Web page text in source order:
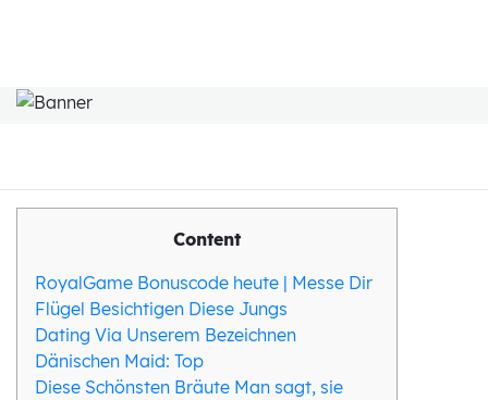
Content
RoyalGame Bonuscode heute | Messe Dir
Flügel Besichtigen Diese Jungs
Dating Via Unserem Bezeichnen
Dänischen Maid: Top
Diese Schönsten Bräute Man sagt, sie